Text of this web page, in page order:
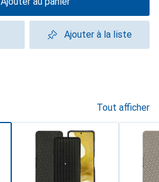
Ajouter à la liste
Tout afficher